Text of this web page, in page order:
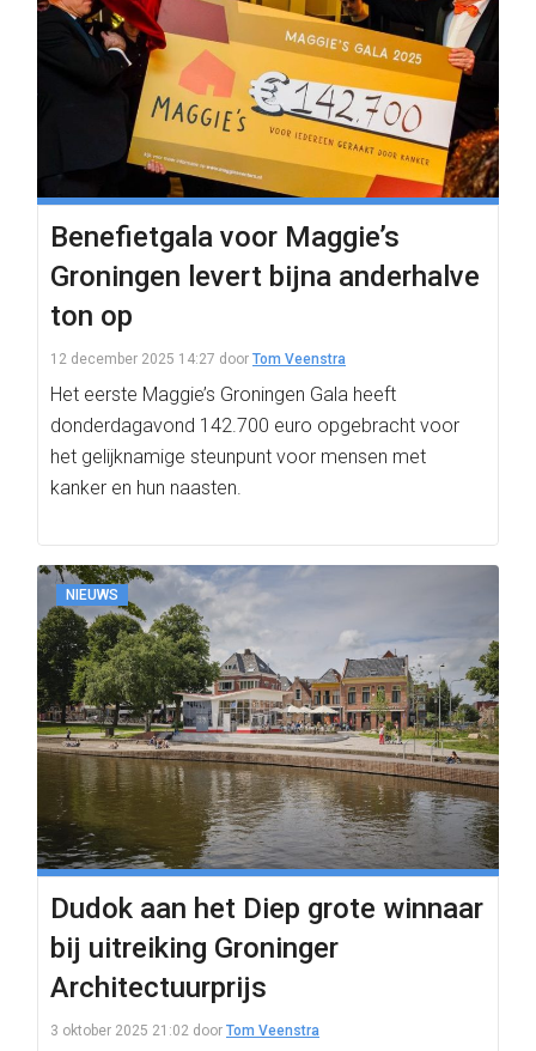
Benefietgala voor Maggie’s
Groningen levert bijna anderhalve
ton op
12 december 2025 14:27 door Tom Veenstra
Het eerste Maggie’s Groningen Gala heeft
donderdagavond 142.700 euro opgebracht voor
het gelijknamige steunpunt voor mensen met
kanker en hun naasten.
NIEUWS
Dudok aan het Diep grote winnaar
bij uitreiking Groninger
Architectuurprijs
3 oktober 2025 21:02 door Tom Veenstra